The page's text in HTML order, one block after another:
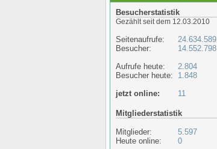
Besucherstatistik
Gezählt seit dem 12.03.2010
Seitenaufrufe:
Besucher:
Aufrufe heute:
Besucher heute:
jetzt online:
24.634.589
14.552.798
2.804
1.848
11
Mitgliederstatistik
Mitglieder:
Heute online:
5.597
0